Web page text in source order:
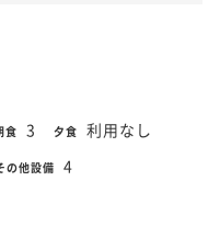
食 3 夕食 利用なし
の他設備 4